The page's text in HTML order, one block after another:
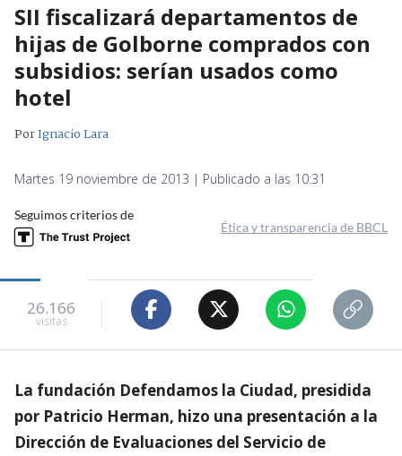
SII fiscalizará departamentos de
hijas de Golborne comprados con
subsidios: serían usados como
hotel
PorIgnacio Lara
Martes 19 noviembre de 2013 | Publicado a las 10:31
Seguimos criterios de
Ética y transparencia de BBCL
26.166
visitas
La fundación Defendamos la Ciudad, presidida
por Patricio Herman, hizo una presentación a la
Dirección de Evaluaciones del Servicio de